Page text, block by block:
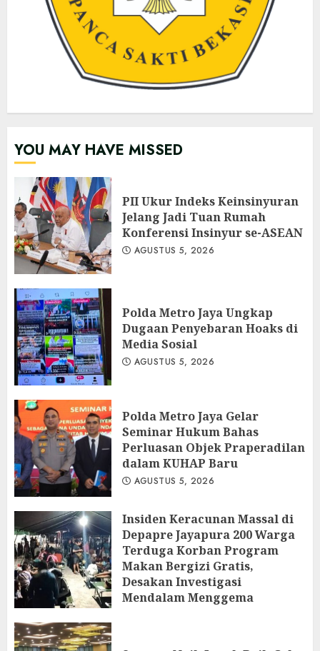
YOU MAY HAVE MISSED
PII Ukur Indeks Keinsinyuran
Jelang Jadi Tuan Rumah
Konferensi Insinyur se-ASEAN
AGUSTUS 5, 2026
Polda Metro Jaya Ungkap
Dugaan Penyebaran Hoaks di
Media Sosial
AGUSTUS 5, 2026
Polda Metro Jaya Gelar
Seminar Hukum Bahas
Perluasan Objek Praperadilan
dalam KUHAP Baru
AGUSTUS 5, 2026
Insiden Keracunan Massal di
Depapre Jayapura 200 Warga
Terduga Korban Program
Makan Bergizi Gratis,
Desakan Investigasi
Mendalam Menggema